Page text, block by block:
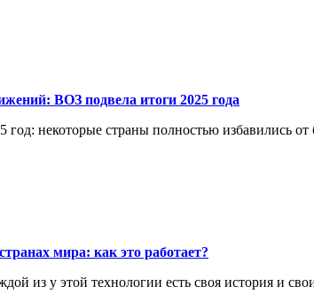
ВОЗ подвела итоги 2025 года
год: некоторые страны полностью избавились
мира: как это работает?
из у этой технологии есть своя история и